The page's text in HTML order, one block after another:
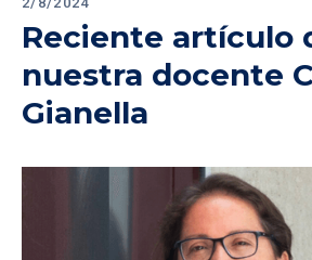
Reciente artículo
nuestra docente
Gianella